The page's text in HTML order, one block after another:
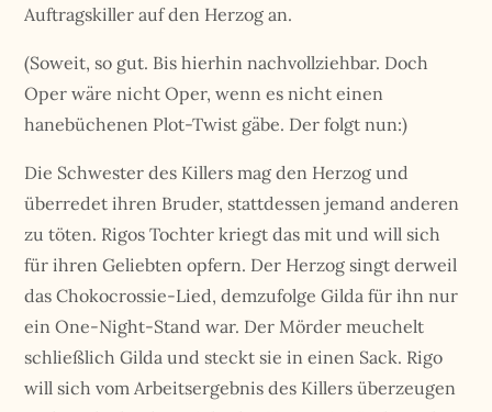
Auftragskiller auf den Herzog an.
(Soweit, so gut. Bis hierhin nachvollziehbar. Doch
Oper wäre nicht Oper, wenn es nicht einen
hanebüchenen Plot-Twist gäbe. Der folgt nun:)
Die Schwester des Killers mag den Herzog und
überredet ihren Bruder, stattdessen jemand anderen
zu töten. Rigos Tochter kriegt das mit und will sich
für ihren Geliebten opfern. Der Herzog singt derweil
das Chokocrossie-Lied, demzufolge Gilda für ihn nur
ein One-Night-Stand war. Der Mörder meuchelt
schließlich Gilda und steckt sie in einen Sack. Rigo
will sich vom Arbeitsergebnis des Killers überzeugen